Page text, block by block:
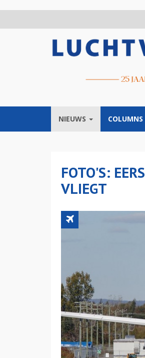
NIEUWS
FOTO'S:
VLIEGT